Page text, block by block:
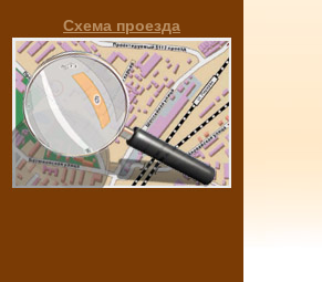
Схема проезда